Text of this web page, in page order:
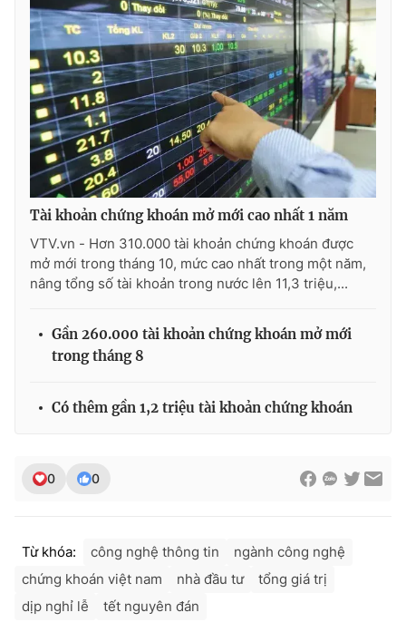
THỜI BÁO VTV
Theo dõi báo trên
Đài Truyền hình Việt Nam
Cơ quan báo chí: Thời báo VTV
Giấy phép hoạt động báo in và báo điện tử số 483/GP-BTTTT
cấp ngày 29/12/2023
Tổng Biên tập:
Phó Tổng Biên tập:
Nguyễn Thị Mỹ Hạnh, Phạm Quốc Thắng,
Nguyễn Trọng Ninh
Ðiện thoại Thời báo VTV: 024.66 897 897
Tài khoản chứng khoán mở mới cao nhất 1 năm
VTV.vn - Hơn 310.000 tài khoản chứng khoán được
mở mới trong tháng 10, mức cao nhất trong một năm,
nâng tổng số tài khoản trong nước lên 11,3 triệu,...
Gần 260.000 tài khoản chứng khoán mở mới
trong tháng 8
Có thêm gần 1,2 triệu tài khoản chứng khoán
0 0
Từ khóa: công nghệ thông tin
ngành công nghệ
chứng khoán việt nam
nhà đầu tư
tổng giá trị
dịp nghỉ lễ
tết nguyên đán